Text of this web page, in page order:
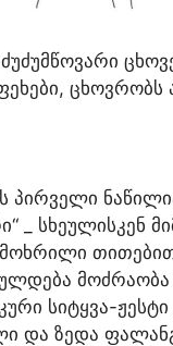
ძუძუმწოვარი
ცხოვრობს
პირველი
_
მოძრაობა
სიტყვა-
და ზედა